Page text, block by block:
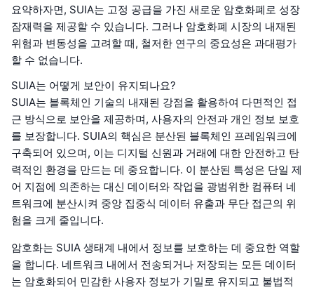
요약하자면, SUIA는 고정 공급을 가진 새로운 암호화폐로 성장
잠재력을 제공할 수 있습니다. 그러나 암호화폐 시장의 내재된
위험과 변동성을 고려할 때, 철저한 연구의 중요성은 과대평가
할 수 없습니다.
SUIA는 어떻게 보안이 유지되나요?
SUIA는 블록체인 기술의 내재된 강점을 활용하여 다면적인 접
근 방식으로 보안을 제공하며, 사용자의 안전과 개인 정보 보호
를 보장합니다. SUIA의 핵심은 분산된 블록체인 프레임워크에
구축되어 있으며, 이는 디지털 신원과 거래에 대한 안전하고 탄
력적인 환경을 만드는 데 중요합니다. 이 분산된 특성은 단일 제
어 지점에 의존하는 대신 데이터와 작업을 광범위한 컴퓨터 네
트워크에 분산시켜 중앙 집중식 데이터 유출과 무단 접근의 위
험을 크게 줄입니다.
암호화는 SUIA 생태계 내에서 정보를 보호하는 데 중요한 역할
을 합니다. 네트워크 내에서 전송되거나 저장되는 모든 데이터
는 암호화되어 민감한 사용자 정보가 기밀로 유지되고 불법적